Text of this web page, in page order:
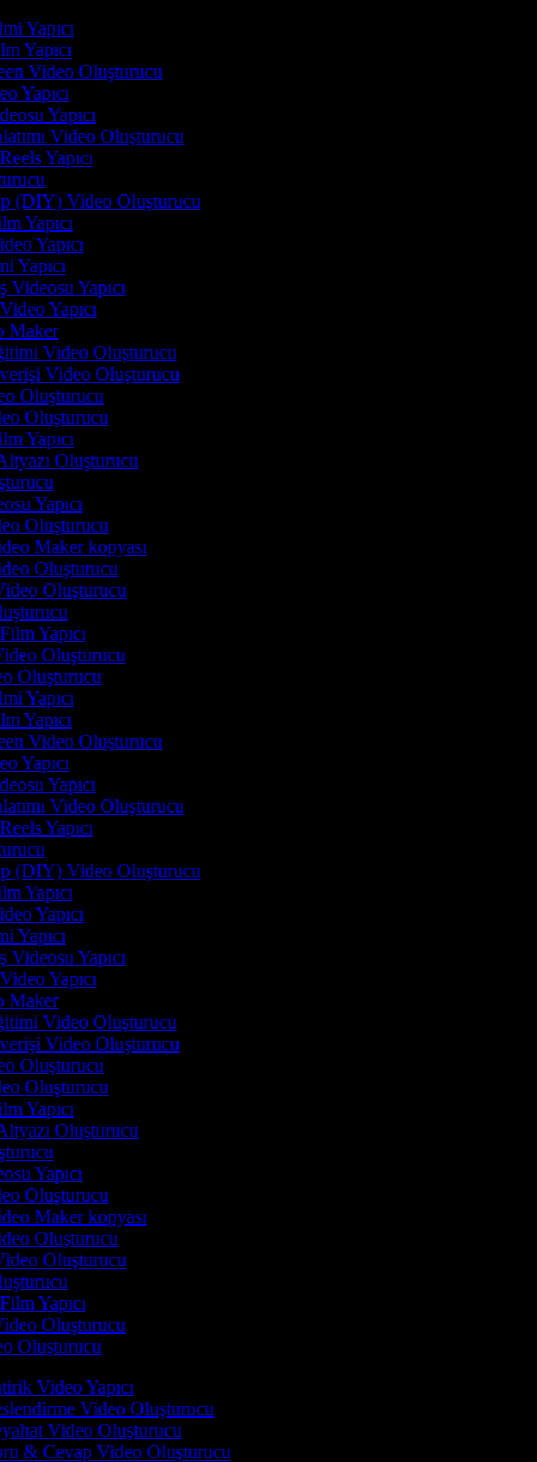
Yapıcı
Yapıcı
Video Oluşturucu
Yapıcı
Yapıcı
Video Oluşturucu
Yapıcı
(DIY) Video Oluşturucu
Yapıcı
Yapıcı
Yapıcı
Videosu Yapıcı
Yapıcı
Maker
Video Oluşturucu
Video Oluşturucu
Oluşturucu
Oluşturucu
Yapıcı
Oluşturucu
Yapıcı
Oluşturucu
Maker kopyası
Oluşturucu
Oluşturucu
Yapıcı
Oluşturucu
Oluşturucu
Yapıcı
Yapıcı
Video Oluşturucu
Yapıcı
Yapıcı
Video Oluşturucu
Yapıcı
(DIY) Video Oluşturucu
Yapıcı
Yapıcı
Yapıcı
Videosu Yapıcı
Yapıcı
Maker
Video Oluşturucu
Video Oluşturucu
Oluşturucu
Oluşturucu
Yapıcı
Oluşturucu
Yapıcı
Oluşturucu
Maker kopyası
Oluşturucu
Oluşturucu
Yapıcı
Oluşturucu
Oluşturucu
Video Yapıcı
Video Oluşturucu
Video Oluşturucu
& Cevap Video Oluşturucu